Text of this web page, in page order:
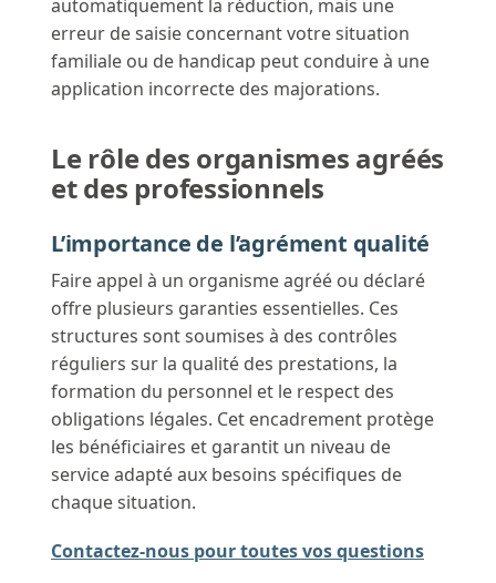
automatiquement la réduction, mais une
erreur de saisie concernant votre situation
familiale ou de handicap peut conduire à une
application incorrecte des majorations.
Le rôle des organismes agréés
et des professionnels
L’importance de l’agrément qualité
Faire appel à un organisme agréé ou déclaré
offre plusieurs garanties essentielles. Ces
structures sont soumises à des contrôles
réguliers sur la qualité des prestations, la
formation du personnel et le respect des
obligations légales. Cet encadrement protège
les bénéficiaires et garantit un niveau de
service adapté aux besoins spécifiques de
chaque situation.
Contactez-nous pour toutes vos questions